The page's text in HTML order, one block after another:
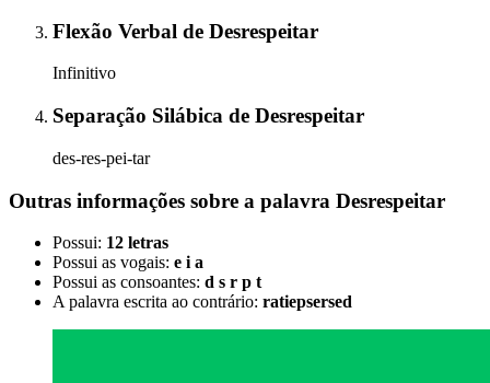
Flexão Verbal de Desrespeitar
Infinitivo
Separação Silábica de Desrespeitar
des-res-pei-tar
Outras informações sobre a palavra Desrespeitar
Possui: 12 letras
Possui as vogais: e i a
Possui as consoantes: d s r p t
A palavra escrita ao contrário: ratiepsersed